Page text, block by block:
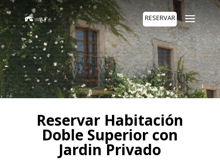
RESERVAR
Reservar Habitación
Doble Superior con
Jardin Privado